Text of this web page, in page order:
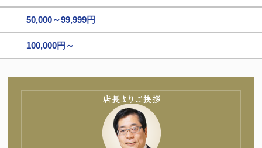
50,000～99,999円
100,000円～